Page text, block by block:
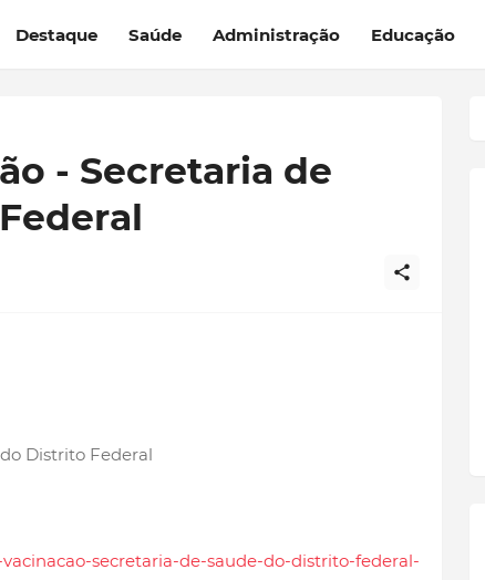
Destaque Saúde Administração Educação
- Secretaria de
Distrito Federal
secretaria-de-saude-do-distrito-federal-